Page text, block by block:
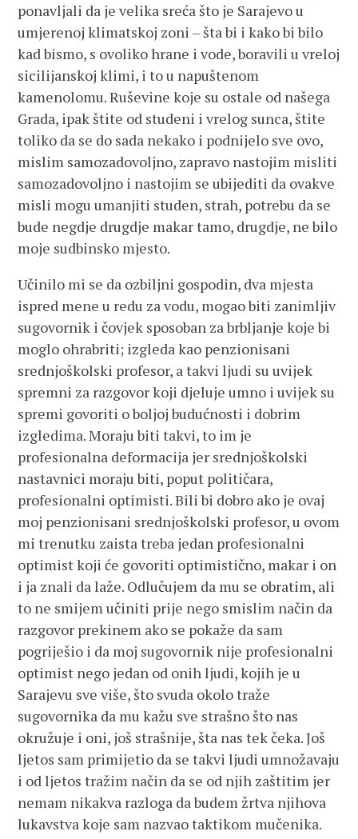
ponavljali da je velika sreća što je Sarajevo u
umjerenoj klimatskoj zoni – šta bi i kako bi bilo
kad bismo, s ovoliko hrane i vode, boravili u vreloj
sicilijanskoj klimi, i to u napuštenom
kamenolomu. Ruševine koje su ostale od našega
Grada, ipak štite od studeni i vrelog sunca, štite
toliko da se do sada nekako i podnijelo sve ovo,
mislim samozadovoljno, zapravo nastojim misliti
samozadovoljno i nastojim se ubijediti da ovakve
misli mogu umanjiti studen, strah, potrebu da se
bude negdje drugdje makar tamo, drugdje, ne bilo
moje sudbinsko mjesto.
Učinilo mi se da ozbiljni gospodin, dva mjesta
ispred mene u redu za vodu, mogao biti zanimljiv
sugovornik i čovjek sposoban za brbljanje koje bi
moglo ohrabriti; izgleda kao penzionisani
srednjoškolski profesor, a takvi ljudi su uvijek
spremni za razgovor koji djeluje umno i uvijek su
spremi govoriti o boljoj budućnosti i dobrim
izgledima. Moraju biti takvi, to im je
profesionalna deformacija jer srednjoškolski
nastavnici moraju biti, poput političara,
profesionalni optimisti. Bili bi dobro ako je ovaj
moj penzionisani srednjoškolski profesor, u ovom
mi trenutku zaista treba jedan profesionalni
optimist koji će govoriti optimistično, makar i on
i ja znali da laže. Odlučujem da mu se obratim, ali
to ne smijem učiniti prije nego smislim način da
razgovor prekinem ako se pokaže da sam
pogriješio i da moj sugovornik nije profesionalni
optimist nego jedan od onih ljudi, kojih je u
Sarajevu sve više, što svuda okolo traže
sugovornika da mu kažu sve strašno što nas
okružuje i oni, još strašnije, šta nas tek čeka. Još
ljetos sam primijetio da se takvi ljudi umnožavaju
i od ljetos tražim način da se od njih zaštitim jer
nemam nikakva razloga da budem žrtva njihova
lukavstva koje sam nazvao taktikom mučenika.